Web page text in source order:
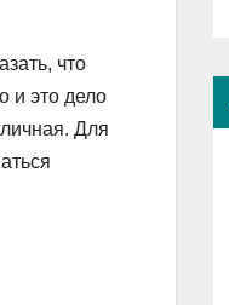
что
и это дело
Для